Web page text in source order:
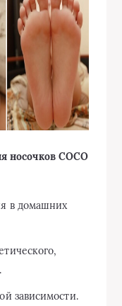
носочков СОСО
в домашних
зависимости.